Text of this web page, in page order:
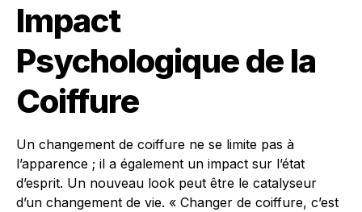
Impact
Psychologique de la
Coiffure
Un changement de coiffure ne se limite pas à
l’apparence ; il a également un impact sur l’état
d’esprit. Un nouveau look peut être le catalyseur
d’un changement de vie. « Changer de coiffure, c’est